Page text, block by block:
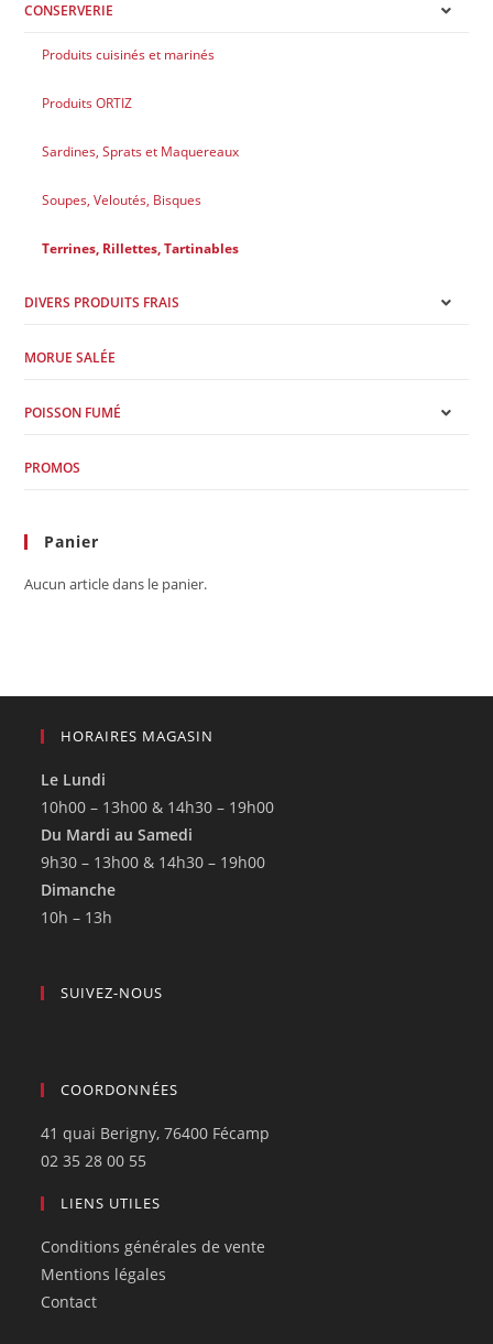
CONSERVERIE
Produits cuisinés et marinés
Produits ORTIZ
Sardines, Sprats et Maquereaux
Soupes, Veloutés, Bisques
Terrines, Rillettes, Tartinables
DIVERS PRODUITS FRAIS
MORUE SALÉE
POISSON FUMÉ
PROMOS
Panier
Aucun article dans le panier.
HORAIRES MAGASIN
Le Lundi
10h00 – 13h00 & 14h30 – 19h00
Du Mardi au Samedi
9h30 – 13h00 & 14h30 – 19h00
Dimanche
10h – 13h
SUIVEZ-NOUS
COORDONNÉES
41 quai Berigny, 76400 Fécamp
02 35 28 00 55
LIENS UTILES
Conditions générales de vente
Mentions légales
Contact